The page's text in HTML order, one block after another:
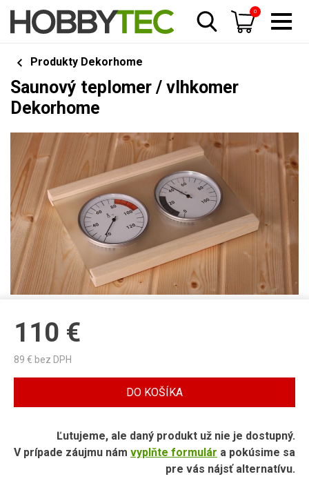
0
Produkty Dekorhome
Saunový teplomer / vlhkomer
Dekorhome
110 €
89 € bez DPH
DO KOŠÍKA
Ľutujeme, ale daný produkt už nie je dostupný.
V prípade záujmu nám vyplňte formulár a pokúsime sa
pre vás nájsť alternatívu.